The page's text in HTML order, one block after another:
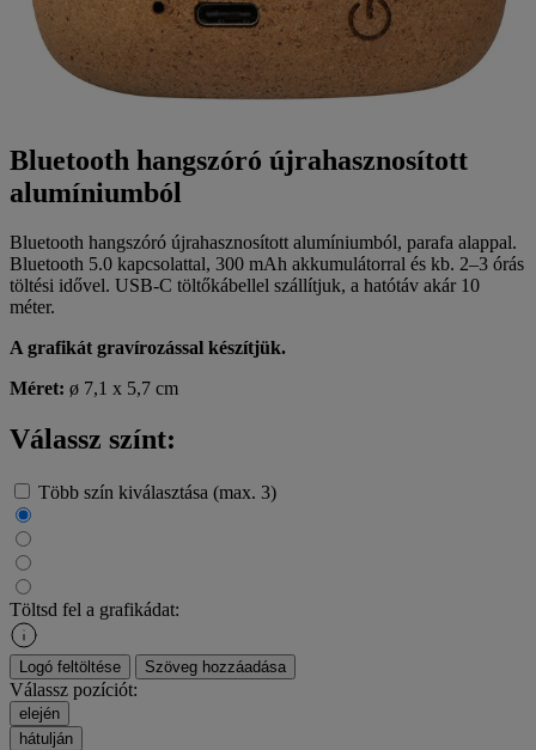
Bluetooth hangszóró újrahasznosított
alumíniumból
Bluetooth hangszóró újrahasznosított alumíniumból, parafa alappal.
Bluetooth 5.0 kapcsolattal, 300 mAh akkumulátorral és kb. 2–3 órás
töltési idővel. USB-C töltőkábellel szállítjuk, a hatótáv akár 10
méter.
A grafikát gravírozással készítjük.
Méret: ø 7,1 x 5,7 cm
Válassz színt:
Több szín kiválasztása (max. 3)
Töltsd fel a grafikádat:
Logó feltöltése Szöveg hozzáadása
Válassz pozíciót:
elején
hátulján